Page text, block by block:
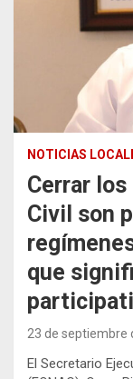
NOTICIAS
Cerrar los
Civil son
que
23 de septiembre
El Secretario